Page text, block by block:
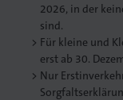
2026, in der
sind.
Für kleine und
erst ab 30.
Nur